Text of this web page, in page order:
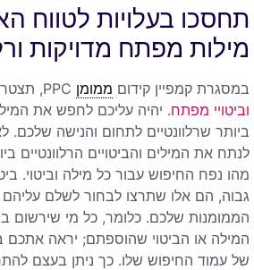
תחסכו בעלויות לטווח
מילות מפתח מדויקות
במסגרת קמפיין קידום ממומן
וביטויי מפתח. יהיה עליכם לחפש את
ביותר שרלוונטיים לתחום והנישה שלכם.
לנתח את המילים והביטויים הרלוונטיים
מהו נפח החיפוש עבור כל מילה וביטוי.
גבוה, הם אלו שתרצו לבחור לשלם
הממומנות שלכם. כלומר, כל מי שירשום
המילה או הביטוי שהוספתם; יראה אתכם
של עמוד החיפוש שלו. כך ניתן בעצם